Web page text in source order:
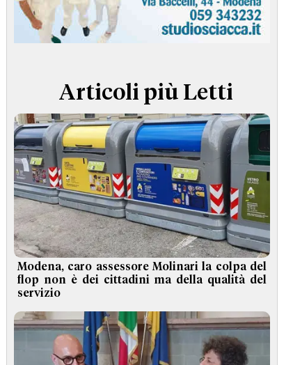
TERMINI e CONDIZIONI
Articoli più Letti
Modena, caro assessore Molinari la colpa del
flop non è dei cittadini ma della qualità del
servizio